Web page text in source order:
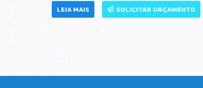
LEIA MAIS SOLICITAR ORÇAMENTO